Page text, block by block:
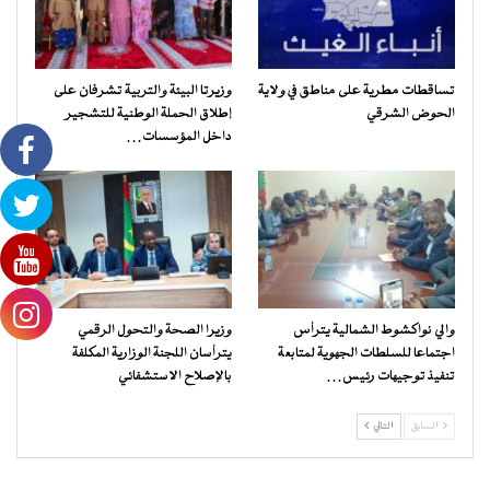
تساقطات مطرية على مناطق في ولاية
الحوض الشرقي
وزيرتا البيئة والتربية تشرفان على
إطلاق الحملة الوطنية للتشجير
داخل المؤسسات…
والي نواكشوط الشمالية يترأس
اجتماعا للسلطات الجهوية لمتابعة
تنفيذ توجيهات رئيس…
وزيرا الصحة والتحول الرقمي
يترأسان اللجنة الوزارية المكلفة
بالإصلاح الاستشفائي
السابق التالي